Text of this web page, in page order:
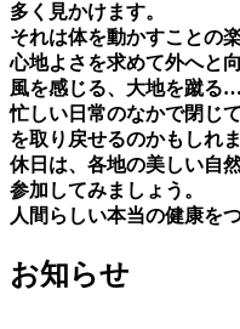
多く⾒かけます。
それは体を動かすことの
⼼地よさを求めて外へと
⾵を感じる、⼤地を蹴る
忙しい⽇常のなかで閉じ
を取り戻せるのかもしれま
休⽇は、各地の美しい⾃
参加してみましょう。
⼈間らしい本当の健康を
お知らせ